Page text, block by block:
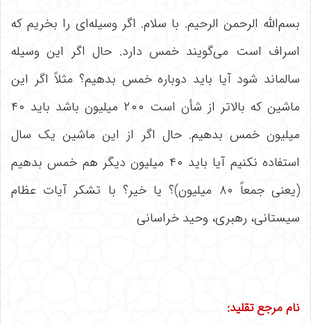
بسم‌الله الرحمن الرحیم. با سلام. اگر وسیله‌ای را بخریم که
اسراف است می‌گویند خمس دارد. حال اگر این وسیله
سالماند شود آیا باید دوباره خمس بدهیم؟ مثلاً اگر این
ماشین که بالاتر از شأن است ۲۰۰ میلیون باشد باید ۴۰
میلیون خمس بدهیم. حال اگر از این ماشین یک سال
استفاده نکنیم آیا باید ۴۰ میلیون دیگر هم خمس بدهیم
(یعنی جمعاً ۸۰ میلیون)؟ یا خیر؟ با تشکر آیات عظام
سیستانی، رهبری، وحید خراسانی
نام مرجع تقلید: